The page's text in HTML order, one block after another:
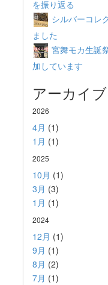
を振り返る
シルバーコレ
ました
宮舞モカ生誕
加しています
アーカイブ
2026
4月 (1)
1月 (1)
2025
10月 (1)
3月 (3)
1月 (1)
2024
12月 (1)
9月 (1)
8月 (2)
7月 (1)